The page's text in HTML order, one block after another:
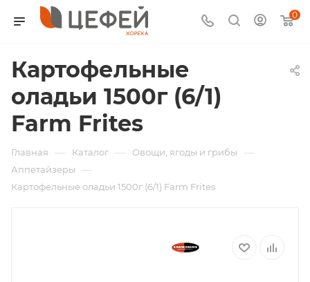
0
Картофельные
оладьи 1500г (6/1)
Farm Frites
Главная — Каталог — Овощи, ягоды и грибы —
Аппетайзеры —
Картофельные оладьи 1500г (6/1) Farm Frites